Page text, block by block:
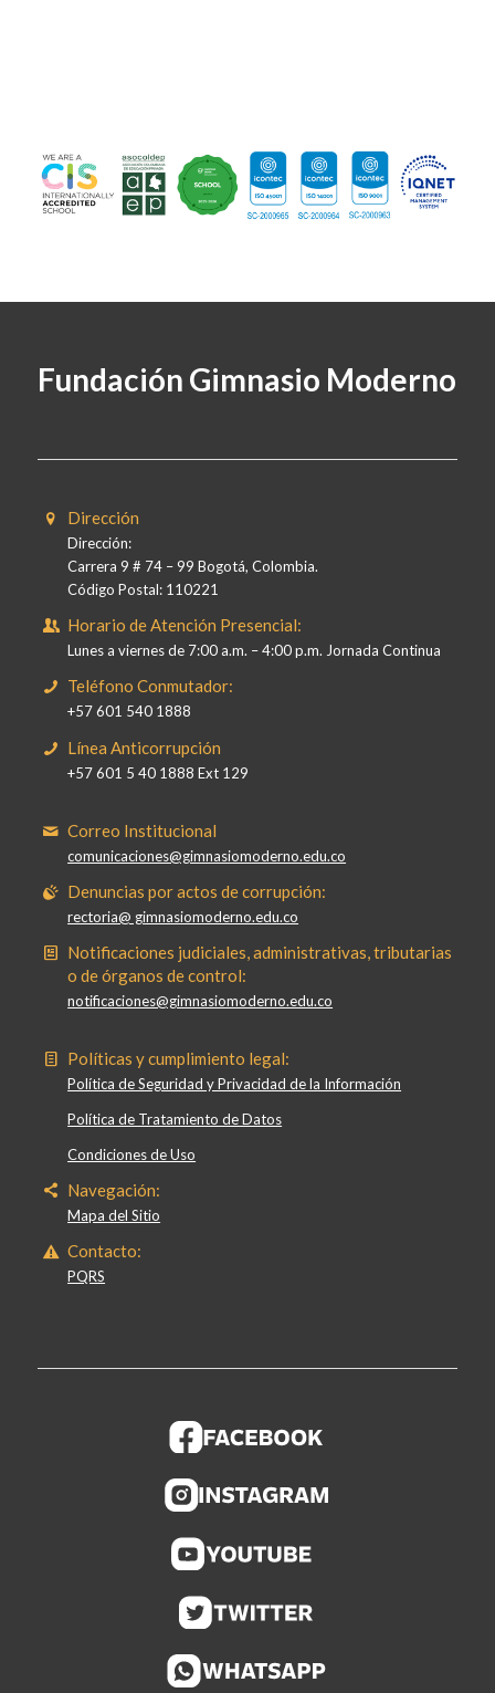
Fundación Gimnasio Moderno
Dirección
Dirección:
Carrera 9 # 74 – 99 Bogotá, Colombia.
Código Postal: 110221
Horario de Atención Presencial:
Lunes a viernes de 7:00 a.m. – 4:00 p.m. Jornada Continua
Teléfono Conmutador:
+57 601 540 1888
Línea Anticorrupción
+57 601 5 40 1888 Ext 129
Correo Institucional
comunicaciones@gimnasiomoderno.edu.co
Denuncias por actos de corrupción:
rectoria@ gimnasiomoderno.edu.co
Notificaciones judiciales, administrativas, tributarias
o de órganos de control:
notificaciones@gimnasiomoderno.edu.co
Políticas y cumplimiento legal:
Política de Seguridad y Privacidad de la Información
Política de Tratamiento de Datos
Condiciones de Uso
Navegación:
Mapa del Sitio
Contacto:
PQRS